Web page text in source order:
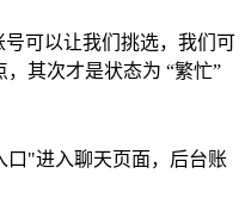
可以让我们挑选，我们可
其次才是状态为 “繁忙”
口"进入聊天页面，后台账